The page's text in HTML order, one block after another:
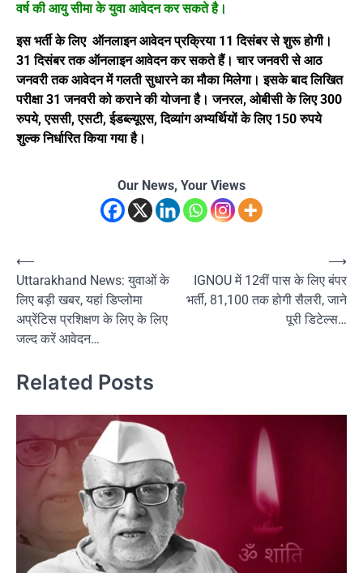
वर्ष की आयु सीमा के युवा आवेदन कर सकते है।
इस भर्ती के लिए ऑनलाइन आवेदन प्रक्रिया 11 दिसंबर से शुरू होगी।
31 दिसंबर तक ऑनलाइन आवेदन कर सकते हैं। चार जनवरी से आठ
जनवरी तक आवेदन में गलती सुधारने का मौका मिलेगा। इसके बाद लिखित
परीक्षा 31 जनवरी को कराने की योजना है। जनरल, ओबीसी के लिए 300
रुपये, एससी, एसटी, ईडब्ल्यूएस, दिव्यांग अभ्यर्थियों के लिए 150 रुपये
शुल्क निर्धारित किया गया है।
Our News, Your Views
Post
navigation
⟵
Uttarakhand News: युवाओं के
लिए बड़ी खबर, यहां डिप्लोमा
अप्रेंटिस प्रशिक्षण के लिए के लिए
जल्द करें आवेदन…
IGNOU में 12वीं पास के लिए बंपर
भर्ती, 81,100 तक होगी सैलरी, जाने
पूरी डिटेल्स…
⟶
Related Posts